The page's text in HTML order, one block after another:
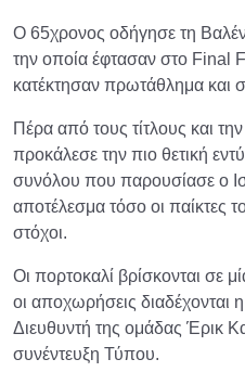
Ο 65χρονος οδήγησε τη
την οποία έφτασαν στο Final
κατέκτησαν πρωτάθλημα και
Πέρα από τους τίτλους και
προκάλεσε την πιο θετική
συνόλου που παρουσίασε ο
αποτέλεσμα τόσο οι παίκτες
στόχοι.
Οι πορτοκαλί βρίσκονται σε
οι αποχωρήσεις διαδέχονται
Διευθυντή της ομάδας Έρικ
συνέντευξη Τύπου.